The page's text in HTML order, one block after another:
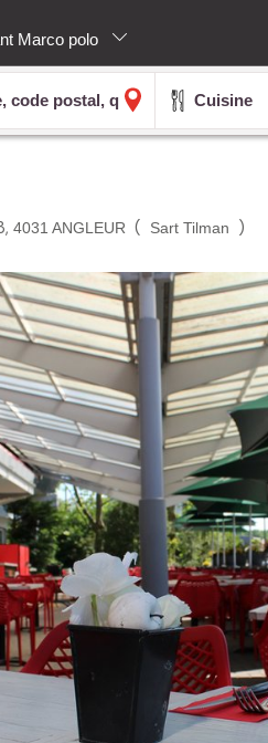
Marco polo
Cuisine
4031 ANGLEUR ( Sart Tilman )